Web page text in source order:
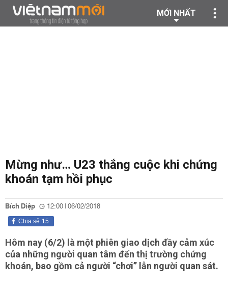
MỚI NHẤT
Mừng như… U23 thắng cuộc khi chứng
khoán tạm hồi phục
Bích Diệp 12:00 | 06/02/2018
15
Chia sẻ
Hôm nay (6/2) là một phiên giao dịch đầy cảm xúc
của những người quan tâm đến thị trường chứng
khoán, bao gồm cả người “chơi” lẫn người quan sát.